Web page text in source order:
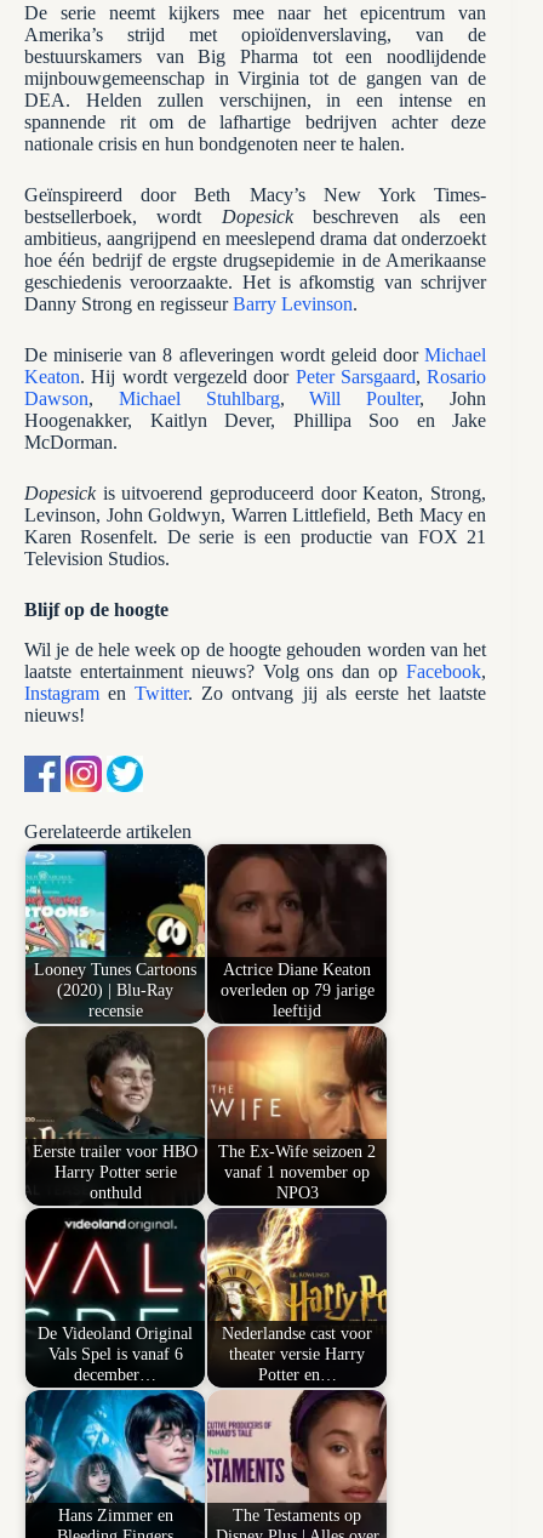
De serie neemt kijkers mee naar het epicentrum van
Amerika’s strijd met opioïdenverslaving, van de
bestuurskamers van Big Pharma tot een noodlijdende
mijnbouwgemeenschap in Virginia tot de gangen van de
DEA. Helden zullen verschijnen, in een intense en
spannende rit om de lafhartige bedrijven achter deze
nationale crisis en hun bondgenoten neer te halen.
Geïnspireerd door Beth Macy’s New York Times-
bestsellerboek, wordt Dopesickbeschreven als een
ambitieus, aangrijpend en meeslepend drama dat onderzoekt
hoe één bedrijf de ergste drugsepidemie in de Amerikaanse
geschiedenis veroorzaakte. Het is afkomstig van schrijver
Danny Strong en regisseurBarry Levinson.
De miniserie van 8 afleveringen wordt geleid doorMichael
Keaton. Hij wordt vergezeld door Peter Sarsgaard,Rosario
Dawson, Michael Stuhlbarg,Will Poulter, John
Hoogenakker, Kaitlyn Dever, Phillipa Soo en Jake
McDorman.
Dopesickis uitvoerend geproduceerd door Keaton, Strong,
Levinson, John Goldwyn, Warren Littlefield, Beth Macy en
Karen Rosenfelt. De serie is een productie van FOX 21
Television Studios.
Blijf op de hoogte
Wil je de hele week op de hoogte gehouden worden van het
laatste entertainment nieuws? Volg ons dan opFacebook,
InstagramenTwitter. Zo ontvang jij als eerste het laatste
nieuws!
Gerelateerde artikelen
Looney Tunes Cartoons
(2020) | Blu-Ray
recensie
Actrice Diane Keaton
overleden op 79 jarige
leeftijd
Eerste trailer voor HBO
Harry Potter serie
onthuld
The Ex-Wife seizoen 2
vanaf 1 november op
NPO3
De Videoland Original
Vals Spel is vanaf 6
december…
Nederlandse cast voor
theater versie Harry
Potter en…
Hans Zimmer en
The Testaments op